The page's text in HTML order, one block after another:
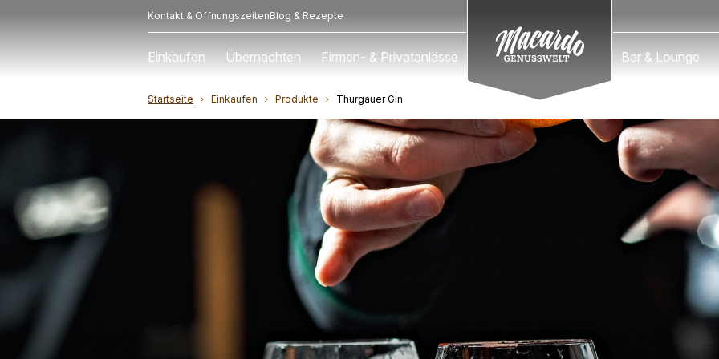
Kontakt & ÖffnungszeitenBlog & Rezepte
Einkaufen Übernachten Firmen- & Privatanlässe Bar & Lounge
Startseite Einkaufen Produkte Thurgauer Gin